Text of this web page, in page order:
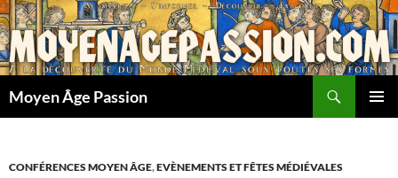
Aller
au
contenu
Moyen Âge Passion
CONFÉRENCES MOYEN ÂGE,EVÈNEMENTS ET FÊTES MÉDIÉVALES